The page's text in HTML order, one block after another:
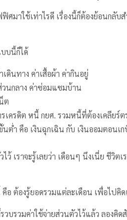
ศมาใช้เท่าไรดี เรื่องนี้ก็ต้องย้อนกลับ
บนี้ก็ได้
ดินทาง ค่าเสื้อผ้า ค่ากินอยู่
วนกลาง ค่าซ่อมแซมบ้าน
ต
ครดิต หนี้ กยศ. รวมหนี้ที่ต้องเคลียร์ต
นต่ำ คือ เงินฉุกเฉิน กับ เงินออมตอนเ
ว้ เราจะรู้เลยว่า เดือนๆ นึงเนี่ย ชีวิต
อ ต้องรู้ยอดรวมแต่ละเดือน เพื่อไปคิด
บรวมค่าใช้จ่ายส่วนตัวไว้แล้ว ลองคิด